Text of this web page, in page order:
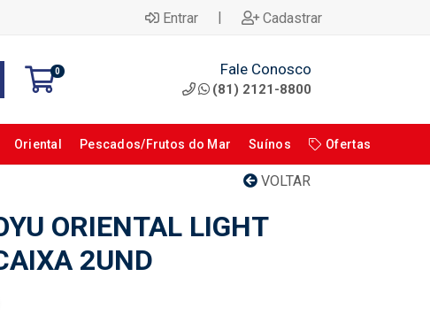
Entrar | Cadastrar
0 Fale Conosco
(81) 2121-8800
Oriental Pescados/Frutos do Mar Suínos Ofertas
VOLTAR
ORIENTAL LIGHT
2UND